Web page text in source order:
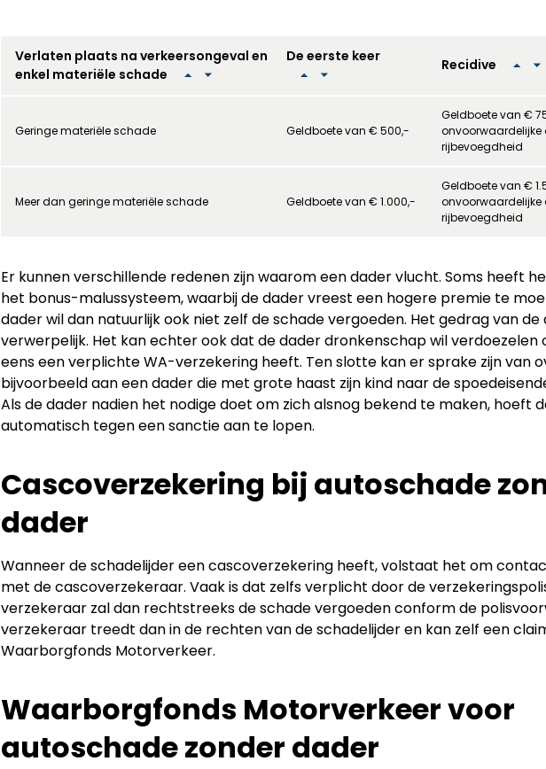
Verlaten plaats na verkeersongeval en
enkel materiële schade
De eerste keer
Recidive
Geringe materiële schade Geldboete van € 500,-
Geldboete van €
rijbevoegdheid
Meer dan geringe materiële schade Geldboete van € 1.000,-
Geldboete van €
rijbevoegdheid
Er kunnen verschillende redenen zijn waarom een dader vlucht. Soms heeft
het bonus-malussysteem, waarbij de dader vreest een hogere premie te
dader wil dan natuurlijk ook niet zelf de schade vergoeden. Het gedrag van de
verwerpelijk. Het kan echter ook dat de dader dronkenschap wil verdoezelen
eens een verplichte WA-verzekering heeft. Ten slotte kan er sprake zijn van
bijvoorbeeld aan een dader die met grote haast zijn kind naar de
Als de dader nadien het nodige doet om zich alsnog bekend te maken, hoeft
automatisch tegen een sanctie aan te lopen.
Cascoverzekering bij autoschade
dader
Wanneer de schadelijder een cascoverzekering heeft, volstaat het om
met de cascoverzekeraar. Vaak is dat zelfs verplicht door de
verzekeraar zal dan rechtstreeks de schade vergoeden conform de
verzekeraar treedt dan in de rechten van de schadelijder en kan zelf een
Waarborgfonds Motorverkeer.
Waarborgfonds Motorverkeer voor
autoschade zonder dader